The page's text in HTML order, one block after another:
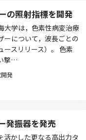
の照射指標を開発
大学は，色素性病変治療
ーについて，波長ごとの
ースリリース）。 色素
撃…
発
発振器を発売
活かした更なる高出力タ